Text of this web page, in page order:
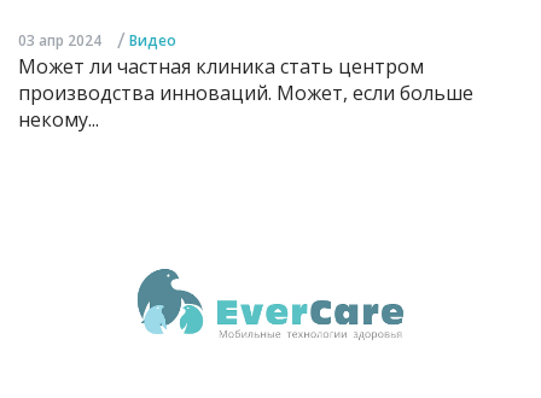
03 апр 2024 / Видео
Может ли частная клиника стать центром
производства инноваций. Может, если больше
некому...